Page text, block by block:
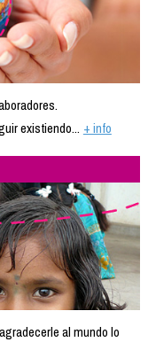
existiendo... + info
al mundo lo